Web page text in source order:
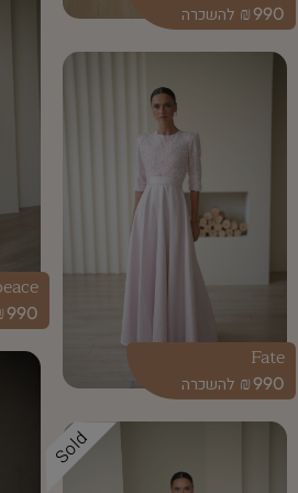
990
₪
990
₪
Fate
990
Sold